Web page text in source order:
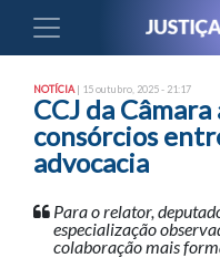
NOTÍCIA | 15 outubro, 2025 - 21:17
CCJ da
consórcios
advocacia
Para o relator,
especialização
colaboração mais